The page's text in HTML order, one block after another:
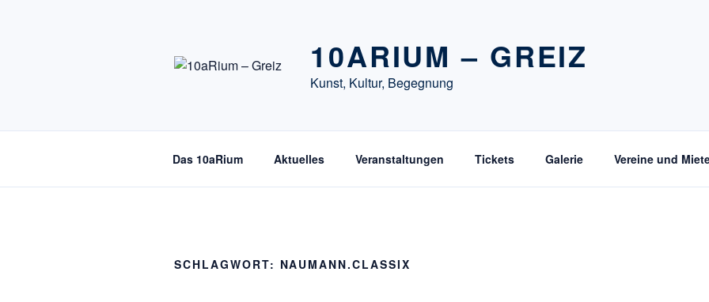
10ARIUM – GREIZ
Kunst, Kultur, Begegnung
Das 10aRium Aktuelles Veranstaltungen Tickets Galerie Vereine und
SCHLAGWORT: NAUMANN.CLASSIX